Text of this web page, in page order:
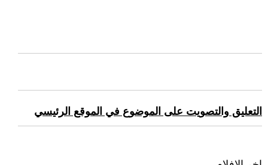
التعليق والتصويت على الموضوع في الموقع الرئيسي